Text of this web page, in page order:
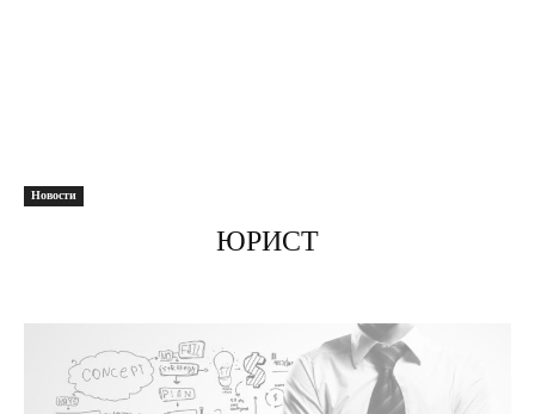
Новости
ЮРИСТ